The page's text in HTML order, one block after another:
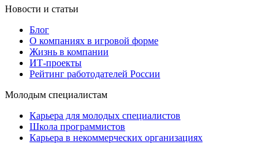
Новости и статьи
Блог
О компаниях в игровой форме
Жизнь в компании
ИТ-проекты
Рейтинг работодателей России
Молодым специалистам
Карьера для молодых специалистов
Школа программистов
Карьера в некоммерческих организациях